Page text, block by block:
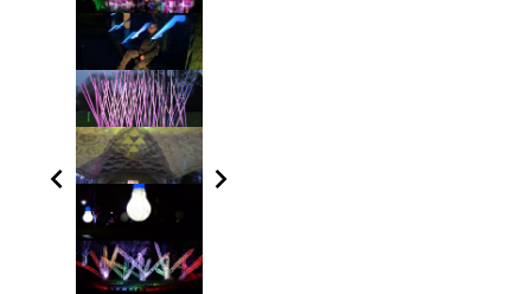
chevron_left chevron_right